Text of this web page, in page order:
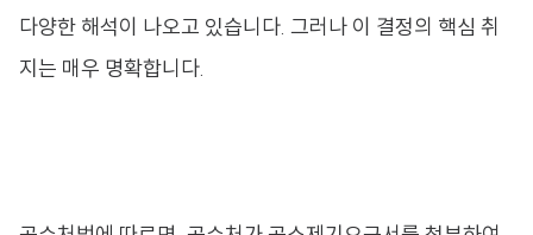
다양한 해석이 나오고 있습니다. 그러나 이 결정의 핵심 취
지는 매우 명확합니다.